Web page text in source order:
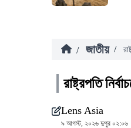
/ জাতীয় /
রাষ্ট্রপতি
Lens Asia
৯ আগস্ট, ২০২৬ দুপুর ০২:০৬